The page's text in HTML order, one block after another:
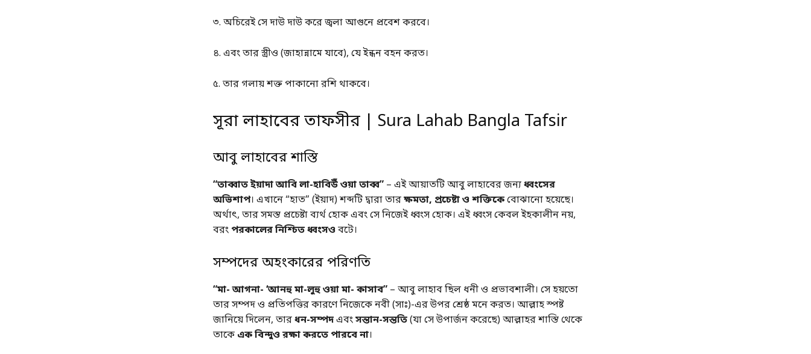
৩. অচিরেই সে দাউ দাউ করে জ্বলা আগুনে প্রবেশ করবে।
৪. এবং তার স্ত্রীও (জাহান্নামে যাবে), যে ইন্ধন বহন করত।
৫. তার গলায় শক্ত পাকানো রশি থাকবে।
সূরা লাহাবের তাফসীর | Sura Lahab Bangla Tafsir
আবু লাহাবের শাস্তি
“তাব্বাত ইয়াদা আবি লা-হাবিউঁ ওয়া তাব্ব”– এই আয়াতটি আবু লাহাবের জন্যধ্বংসের
অভিশাপ। এখানে “হাত” (ইয়াদ) শব্দটি দ্বারা তারক্ষমতা, প্রচেষ্টা ও শক্তিকেবোঝানো হয়েছে।
অর্থাৎ, তার সমস্ত প্রচেষ্টা ব্যর্থ হোক এবং সে নিজেই ধ্বংস হোক। এই ধ্বংস কেবল ইহকালীন নয়,
বরংপরকালের নিশ্চিত ধ্বংসওবটে।
সম্পদের অহংকারের পরিণতি
“মা- আগনা- ‘আনহু মা-লুহু ওয়া মা- কাসাব”– আবু লাহাব ছিল ধনী ও প্রভাবশালী। সে হয়তো
তার সম্পদ ও প্রতিপত্তির কারণে নিজেকে নবী (সাঃ)-এর উপর শ্রেষ্ঠ মনে করত। আল্লাহ স্পষ্ট
জানিয়ে দিলেন, তারধন-সম্পদএবংসন্তান-সন্ততি(যা সে উপার্জন করেছে) আল্লাহর শাস্তি থেকে
তাকে এক বিন্দুও রক্ষা করতে পারবে না।